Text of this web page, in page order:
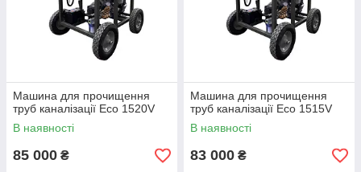
Машина для прочищення
труб каналізації Eco 1520V
В наявності
85 000 ₴
Машина для прочищення
труб каналізації Eco 1515V
В наявності
83 000 ₴